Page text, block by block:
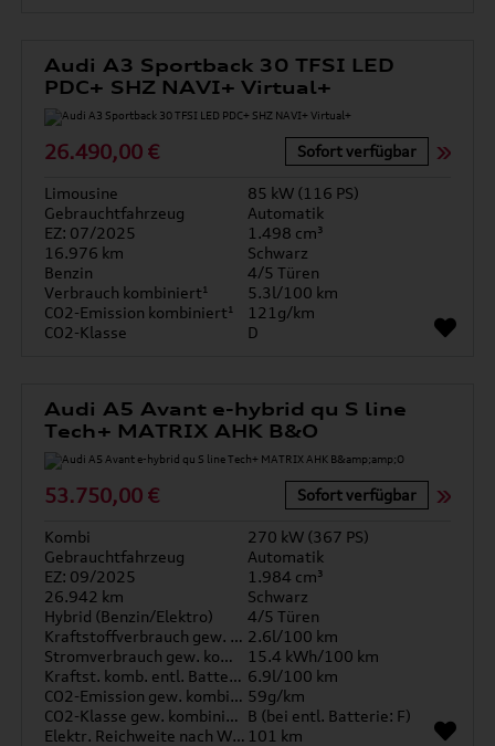
Audi A3 Sportback 30 TFSI LED
PDC+ SHZ NAVI+ Virtual+
26.490,00 € Sofort verfügbar
Limousine
85 kW (116 PS)
Gebrauchtfahrzeug
Automatik
EZ: 07/2025
1.498 cm³
16.976 km
Schwarz
Benzin
4/5 Türen
Verbrauch kombiniert¹
5.3l/100 km
CO2-Emission kombiniert¹
121g/km
CO2-Klasse
D
Audi A5 Avant e-hybrid qu S line
Tech+ MATRIX AHK B&O
53.750,00 € Sofort verfügbar
Kombi
270 kW (367 PS)
Gebrauchtfahrzeug
Automatik
EZ: 09/2025
1.984 cm³
26.942 km
Schwarz
Hybrid (Benzin/Elektro)
4/5 Türen
Kraftstoffverbrauch gew. kombiniert 2.6l/100 km
Stromverbrauch gew. kombiniert
15.4 kWh/100 km
Kraftst. komb. entl. Batterie 6.9l/100 km
CO2-Emission gew. kombiniert 59g/km
CO2-Klasse gew. kombiniert B (bei entl. Batterie: F)
Elektr. Reichweite nach WLTP* 101 km